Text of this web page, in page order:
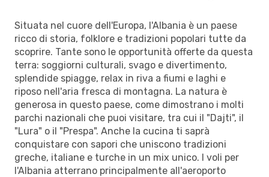
Situata nel cuore dell'Europa, l'Albania è un paese
ricco di storia, folklore e tradizioni popolari tutte da
scoprire. Tante sono le opportunità offerte da questa
terra: soggiorni culturali, svago e divertimento,
splendide spiagge, relax in riva a fiumi e laghi e
riposo nell'aria fresca di montagna. La natura è
generosa in questo paese, come dimostrano i molti
parchi nazionali che puoi visitare, tra cui il "Dajti", il
"Lura" o il "Prespa". Anche la cucina ti saprà
conquistare con sapori che uniscono tradizioni
greche, italiane e turche in un mix unico. I voli per
l'Albania atterrano principalmente all'aeroporto